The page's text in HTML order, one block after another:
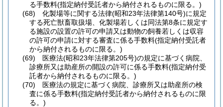
る手数料(指定納付受託者から納付されるものに限る。)
(68)
化製場等に関する法律(昭和23年法律第140号)に規定
する死亡獣畜取扱場、化製場若しくは同法第8条に規定す
る施設の設置の許可の申請又は動物の飼養若しくは収容
の許可の申請に対する審査に係る手数料(指定納付受託者
から納付されるものに限る。)
(69)
医療法(昭和23年法律第205号)の規定に基づく病院、
診療所又は助産所の開設の許可に係る手数料(指定納付受
託者から納付されるものに限る。)
(70)
医療法の規定に基づく病院、診療所又は助産所の検
査に係る手数料(指定納付受託者から納付されるものに限
る。)